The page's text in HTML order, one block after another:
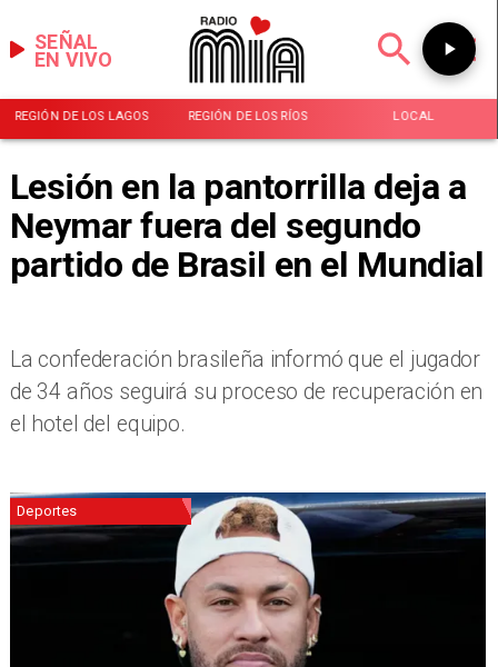
EN VIVO
SEÑAL
REGIÓN DE LOS LAGOS REGIÓN DE LOS RÍOS LOCAL
Lesión en la pantorrilla deja a
Neymar fuera del segundo
partido de Brasil en el Mundial
La confederación brasileña informó que el jugador
de 34 años seguirá su proceso de recuperación en
el hotel del equipo.
Deportes